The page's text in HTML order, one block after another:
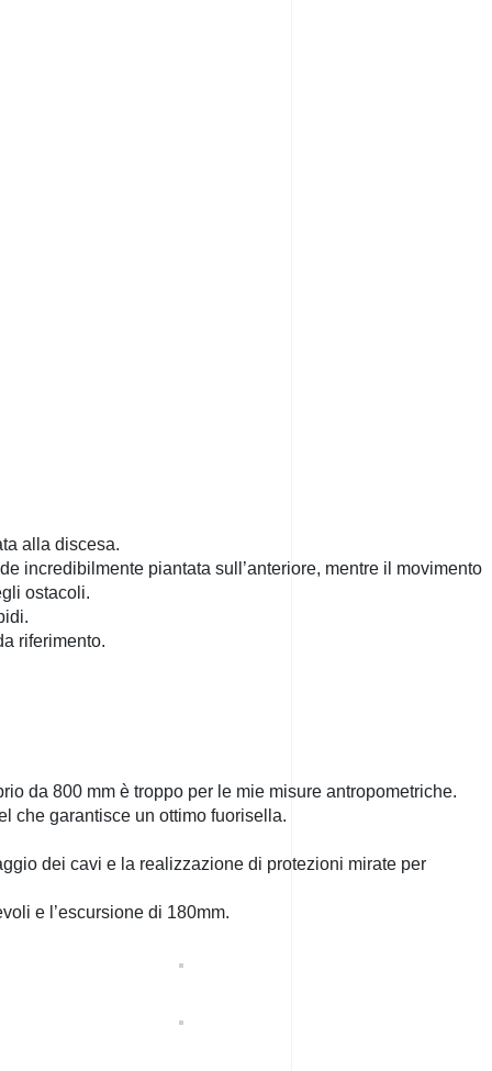
alla discesa.
incredibilmente piantata sull’anteriore, mentre il movimento
ostacoli.
riferimento.
da 800 mm è troppo per le mie misure antropometriche.
che garantisce un ottimo fuorisella.
dei cavi e la realizzazione di protezioni mirate per
e l’escursione di 180mm.